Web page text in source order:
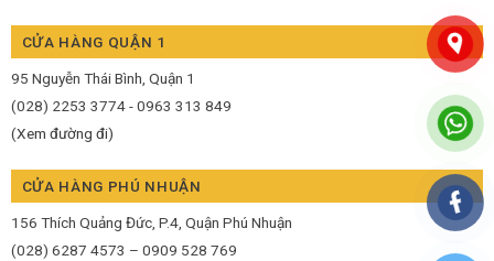
CỬA HÀNG QUẬN 1
95 Nguyễn Thái Bình, Quận 1
(028) 2253 3774 - 0963 313 849
(Xem đường đi)
CỬA HÀNG PHÚ NHUẬN
156 Thích Quảng Đức, P.4, Quận Phú Nhuận
(028) 6287 4573 – 0909 528 769